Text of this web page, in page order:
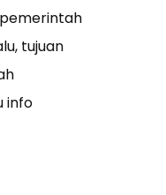
tujuan
info